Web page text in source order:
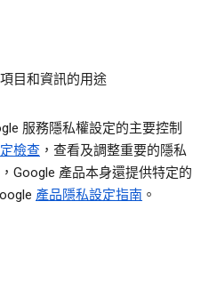
目和資訊的用途
服務隱私權設定的主要控制
檢查 ，查看及調整重要的隱私
Google 產品本身還提供特定的
產品隱私設定指南 。